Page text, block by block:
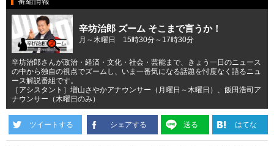
辛坊治郎 ズーム そこまで言うか！
月～木曜日 15時30分～17時30分
辛坊治郎さんが政治・経済・文化・社会・芸能まで、きょう一日のニュース
の中から独自の視点でズームし、いま一番気になる話題を忖度なく語るニュ
ース解説番組です。
［アシスタント］増山さやかアナウンサー（月曜日～木曜日）、飯田浩司ア
ナウンサー（木曜日のみ）
ツイートする シェアする 送る はてな